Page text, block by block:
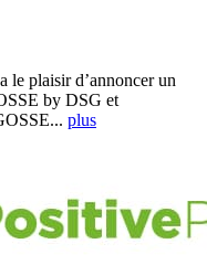
plaisir d’annoncer un
by DSG et
plus